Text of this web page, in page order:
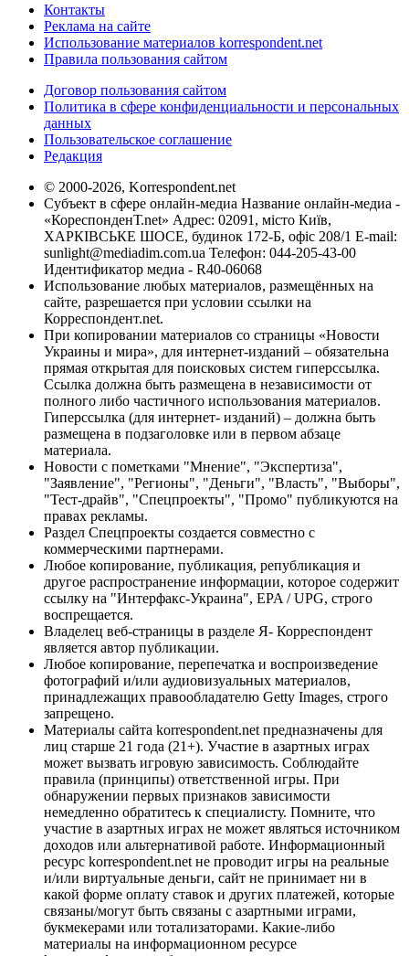
Контакты
Реклама на сайте
Использование материалов korrespondent.net
Правила пользования сайтом
Договор пользования сайтом
Политика в сфере конфиденциальности и персональных
данных
Пользовательское соглашение
Редакция
© 2000-2026, Korrespondent.net
Субъект в сфере онлайн-медиа Название онлайн-медиа -
«КореспонденТ.net» Адрес: 02091, місто Київ,
ХАРКІВСЬКЕ ШОСЕ, будинок 172-Б, офіс 208/1 E-mail:
sunlight@mediadim.com.ua Телефон: 044-205-43-00
Идентификатор медиа - R40-06068
Использование любых материалов, размещённых на
сайте, разрешается при условии ссылки на
Корреспондент.net.
При копировании материалов со страницы «Новости
Украины и мира», для интернет-изданий – обязательна
прямая открытая для поисковых систем гиперссылка.
Ссылка должна быть размещена в независимости от
полного либо частичного использования материалов.
Гиперссылка (для интернет- изданий) – должна быть
размещена в подзаголовке или в первом абзаце
материала.
Новости с пометками "Мнение", "Экспертиза",
"Заявление", "Регионы", "Деньги", "Власть", "Выборы",
"Тест-драйв", "Спецпроекты", "Промо" публикуются на
правах рекламы.
Раздел Спецпроекты создается совместно с
коммерческими партнерами.
Любое копирование, публикация, републикация и
другое распространение информации, которое содержит
ссылку на "Интерфакс-Украина", EPA / UPG, строго
воспрещается.
Владелец веб-страницы в разделе Я- Корреспондент
является автор публикации.
Любое копирование, перепечатка и воспроизведение
фотографий и/или аудиовизуальных материалов,
принадлежащих правообладателю Getty Images, строго
запрещено.
Материалы сайта korrespondent.net предназначены для
лиц старше 21 года (21+). Участие в азартных играх
может вызвать игровую зависимость. Соблюдайте
правила (принципы) ответственной игры. При
обнаружении первых признаков зависимости
немедленно обратитесь к специалисту. Помните, что
участие в азартных играх не может являться источником
доходов или альтернативой работе. Информационный
ресурс korrespondent.net не проводит игры на реальные
и/или виртуальные деньги, сайт не принимает ни в
какой форме оплату ставок и других платежей, которые
связаны/могут быть связаны с азартными играми,
букмекерами или тотализаторами. Какие-либо
материалы на информационном ресурсе